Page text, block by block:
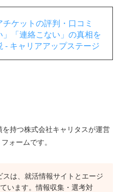
チケットの評判・口コミ
」「連絡こない」の真相を
- キャリアアップステージ
持つ株式会社キャリタスが運営
ォームです。
スは、就活情報サイトとエージ
います。情報収集・選考対